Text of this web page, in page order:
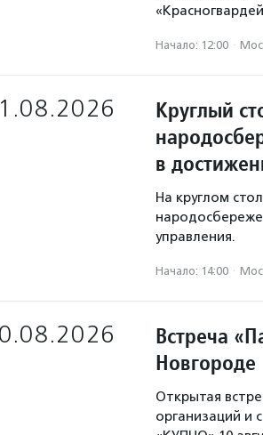
Начало: 12:00 ·
Круглый
в
На круглом
управления.
Начало: 14:00 ·
Встреча
Новгороде
Открытая
организаций и